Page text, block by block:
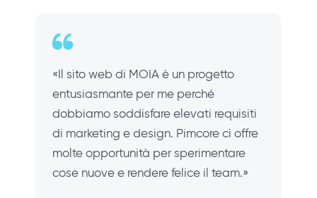
«Il sito web di MOIA è un progetto
entusiasmante per me perché
dobbiamo soddisfare elevati requisiti
di marketing e design. Pimcore ci offre
molte opportunità per sperimentare
cose nuove e rendere felice il team.»